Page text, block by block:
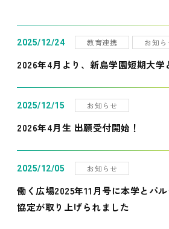
2025/12/24 教育連携 お知ら
2026年4月より、新島学園短期大学
2025/12/15 お知らせ
2026年4月生 出願受付開始！
2025/12/05 お知らせ
働く広場2025年11月号に本学とパ
協定が取り上げられました